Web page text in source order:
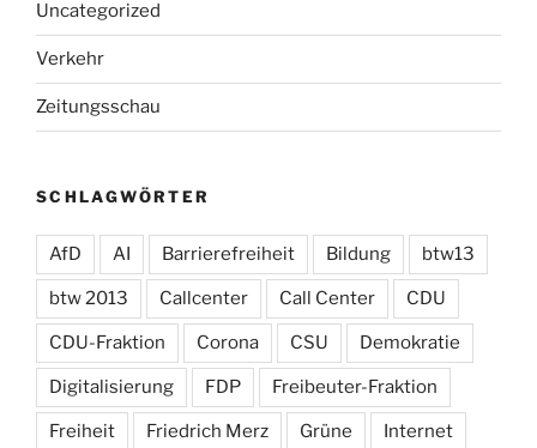
Uncategorized
Verkehr
Zeitungsschau
SCHLAGWÖRTER
AfD AI Barrierefreiheit Bildung btw13
btw 2013 Callcenter Call Center CDU
CDU-Fraktion Corona CSU Demokratie
Digitalisierung FDP Freibeuter-Fraktion
Freiheit Friedrich Merz Grüne Internet